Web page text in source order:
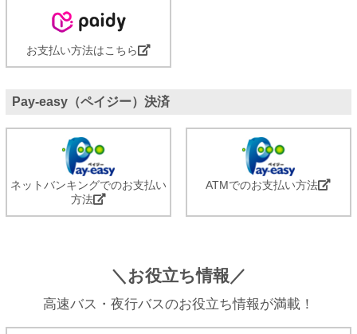
お支払い方法はこちら
Pay-easy（ペイジー）決済
ネットバンキングでのお支払い
方法
ATMでのお支払い方法
＼お役立ち情報／
高速バス・夜行バスのお役立ち情報が満載！